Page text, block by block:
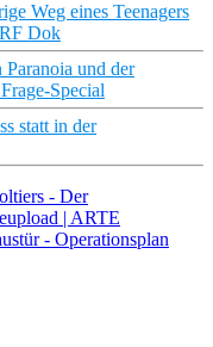
Weg eines Teenagers
Dok
und der
Special
statt in der
- Der
| ARTE
- Operationsplan